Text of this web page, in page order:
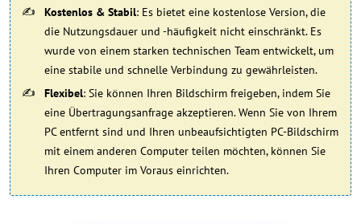
Kostenlos & Stabil: Es bietet eine kostenlose Version, die
die Nutzungsdauer und -häufigkeit nicht einschränkt. Es
wurde von einem starken technischen Team entwickelt, um
eine stabile und schnelle Verbindung zu gewährleisten.
Flexibel: Sie können Ihren Bildschirm freigeben, indem Sie
eine Übertragungsanfrage akzeptieren. Wenn Sie von Ihrem
PC entfernt sind und Ihren unbeaufsichtigten PC-Bildschirm
mit einem anderen Computer teilen möchten, können Sie
Ihren Computer im Voraus einrichten.